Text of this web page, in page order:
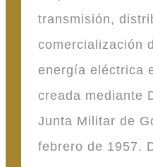
transmisión,
comercialización
energía eléctrica
creada mediante
Junta Militar de
febrero de 1957.